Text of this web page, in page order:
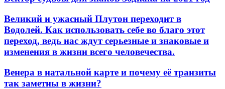
Великий и ужасный Плутон переходит в
Водолей. Как использовать себе во благо этот
переход, ведь нас ждут серьезные и знаковые и
изменения в жизни всего человечества.
Венера в натальной карте и почему её транзиты
так заметны в жизни?